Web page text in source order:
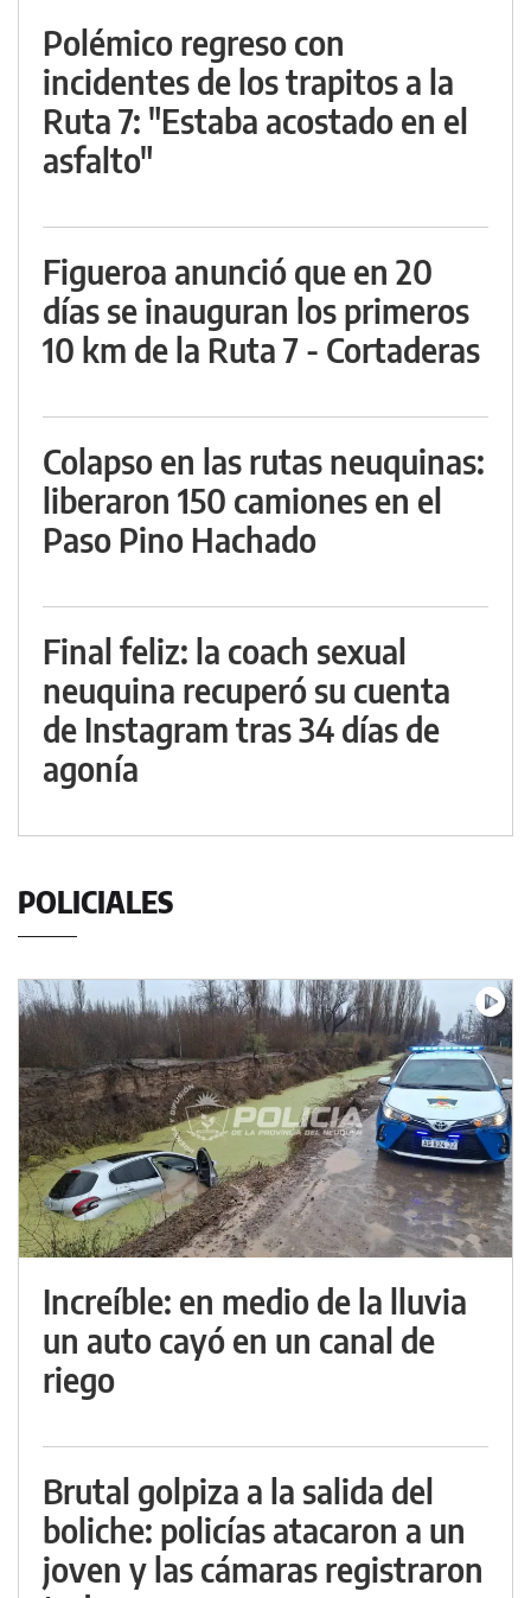
Polémico regreso con
incidentes de los trapitos a la
Ruta 7: "Estaba acostado en el
asfalto"
Figueroa anunció que en 20
días se inauguran los primeros
10 km de la Ruta 7 - Cortaderas
Colapso en las rutas neuquinas:
liberaron 150 camiones en el
Paso Pino Hachado
Final feliz: la coach sexual
neuquina recuperó su cuenta
de Instagram tras 34 días de
agonía
POLICIALES
Increíble: en medio de la lluvia
un auto cayó en un canal de
riego
Brutal golpiza a la salida del
boliche: policías atacaron a un
joven y las cámaras registraron